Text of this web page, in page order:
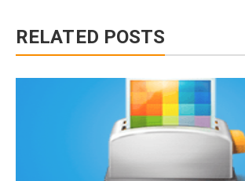
RELATED POSTS